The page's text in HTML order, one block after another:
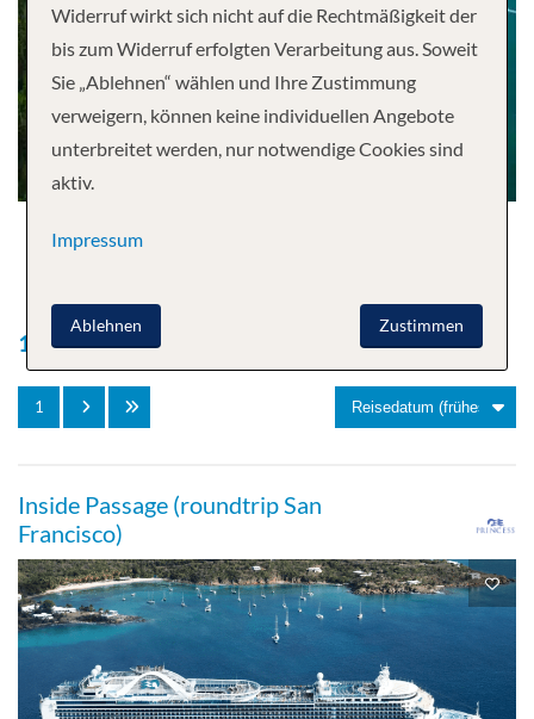
1'181Kreuzfahrten gefunden
1
Inside Passage (roundtrip San
Francisco)
Widerruf wirkt sich nicht auf die Rechtmäßigkeit der
bis zum Widerruf erfolgten Verarbeitung aus. Soweit
Sie „Ablehnen“ wählen und Ihre Zustimmung
verweigern, können keine individuellen Angebote
unterbreitet werden, nur notwendige Cookies sind
aktiv.
Impressum
Zustimmen
Ablehnen